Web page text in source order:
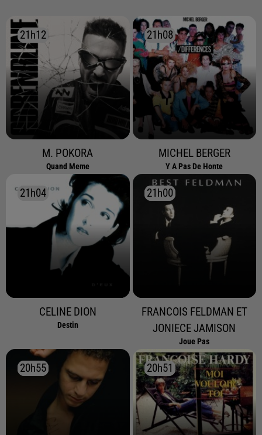
21h12
21h12
M. POKORA
Quand Meme
21h08
21h08
MICHEL BERGER
Y A Pas De Honte
21h04
21h04
CELINE DION
Destin
21h00
21h00
FRANCOIS FELDMAN ET
JONIECE JAMISON
Joue Pas
20h55
20h55 20h51
20h51